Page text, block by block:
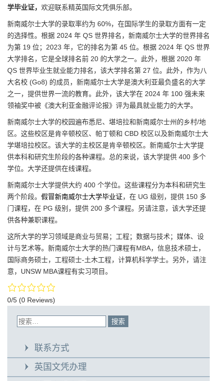
学毕业证， 欢迎联系精英国际文凭俱乐部。
新南威尔士大学的录取率约为 60%，在国际学生的录取方面有一定
的选择性。根据 2024 年 QS 世界排名，新南威尔士大学的世界排名
为第 19 位；2023 年，它的排名为第 45 位。根据 2024 年 QS 世界
大学排名，它是全球排名前 20 的大学之一。此外，根据 2020 年
QS 世界毕业生就业能力排名，该大学排名第 27 位。此外，作为八
大名校 (Go8) 的成员，新南威尔士大学是澳大利亚最负盛名的大学
之一，提供世界一流的教育。此外，该大学在 2024 年 100 强未来
领袖奖中被《澳大利亚金融评论报》评为最具就业能力的大学。
新南威尔士大学的校园遍布悉尼、堪培拉和新南威尔士州的乡村/地
区。这些校区是肯辛顿校区、帕丁顿和 CBD 校区以及新南威尔士大
学堪培拉校区。该大学的主校区是肯辛顿校区。新南威尔士大学提
供本科和研究生阶段的各种课程。总的来说，该大学提供 400 多个
学位。大学还提供在线课程。
新南威尔士大学提供大约 400 个学位。这些课程分为本科和研究生
两个阶段。 假冒新南威尔士大学毕业证，在 UG 级别，提供 150 多
门课程，在 PG 级别，提供 200 多个课程。另请注意，该大学还提
供各种兼职课程。
这所大学的学习领域是商业与贸易；工程；数据与技术；媒体、设
计与艺术等。新南威尔士大学的热门课程有MBA，信息技术硕士，
国际商务硕士，工程硕士-土木工程，计算机科学学士。另外，请注
意，UNSW MBA课程有实习项目。
0/5 (0 Reviews)
联系方式
英国文凭办理